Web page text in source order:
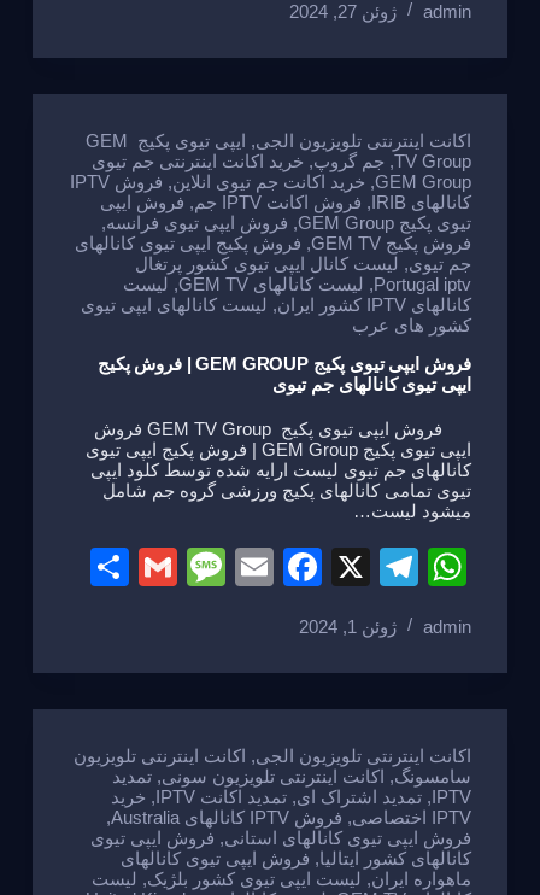
at
s
A
p
p
e
gr
a
m
e
b
o
o
k
a
g
e
e
admin ژوئن 27, 2024
اکانت اینترنتی تلویزیون الجی,
ایپی تیوی پکیج GEM
TV Group
, جم گروپ, خرید اکانت اینترنتی جم تیوی
GEM Group
, خرید اکانت جم تیوی انلاین,
فروش IPTV
کانالهای IRIB
, فروش اکانت IPTV جم , فروش ایپی
تیوی پکیج GEM Group
, فروش ایپی تیوی فرانسه,
فروش پکیج GEM TV
, فروش پکیج ایپی تیوی کانالهای
جم تیوی, لیست کانال ایپی تیوی کشور پرتغال
Portugal iptv
, لیست کانالهای GEM TV , لیست
کانالهای IPTV کشور ایران
, لیست کانالهای ایپی تیوی
کشور های عرب
فروش ایپی تیوی پکیج GEM GROUP | فروش پکیج
ایپی تیوی کانالهای جم تیوی
فروش ایپی تیوی پکیج GEM TV Group فروش
ایپی تیوی پکیج GEM Group | فروش پکیج ایپی تیوی
کانالهای جم تیوی لیست ارایه شده توسط کلود ایپی
تیوی تمامی کانالهای پکیج ورزشی گروه جم شامل
میشود لیست…
W
at
s
A
p
p
T
e
gr
a
m
X
F
e
b
o
o
k
E
M
a
g
e
G
e
admin ژوئن 1, 2024
اکانت اینترنتی تلویزیون الجی, اکانت اینترنتی تلویزیون
سامسونگ, اکانت اینترنتی تلویزیون سونی, تمدید
IPTV
, تمدید اشتراک ای, تمدید اکانت IPTV , خرید
IPTV اختصاصی
, فروش IPTV کانالهای Australia
,
فروش ایپی تیوی کانالهای استانی, فروش ایپی تیوی
کانالهای کشور ایتالیا, فروش ایپی تیوی کانالهای
ماهواره ایران, لیست ایپی تیوی کشور بلژیک, لیست